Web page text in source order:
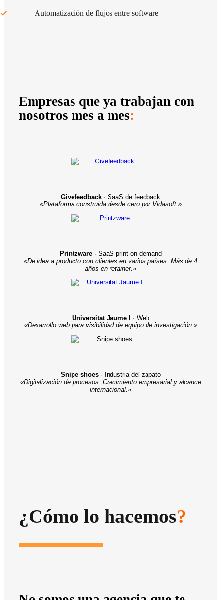
Automatización de flujos entre software
Empresas que ya trabajan con
nosotros mes a mes:
Givefeedback · SaaS de feedback
«Plataforma construida desde cero por Vidasoft.»
Printzware· SaaS print-on-demand
«De idea a producto con clientes en varios países. Más de 4
años en retainer.»
Universitat Jaume I
· Web
«Desarrollo web para visibilidad de equipo de investigación.»
Snipe shoes· Industria del zapato
«Digitalización de procesos. Crecimiento empresarial y alcance
internacional.»
¿Cómo lo hacemos?